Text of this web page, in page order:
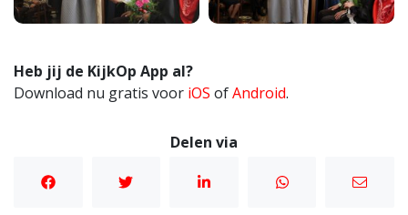
Heb jij de KijkOp App al?
Download nu gratis voor iOS ofAndroid.
Delen via